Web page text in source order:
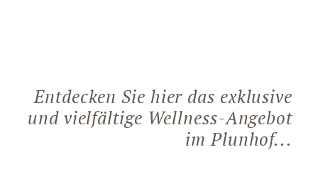
Entdecken Sie hier das exklusive
und vielfältige Wellness-Angebot
im Plunhof...